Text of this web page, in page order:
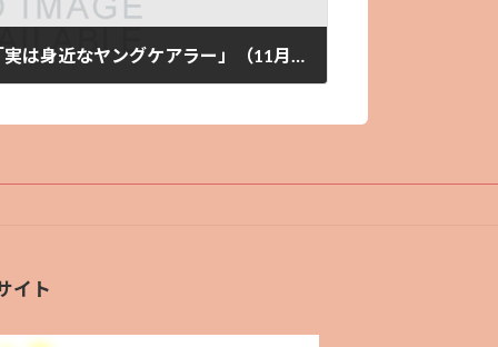
【こころの健康講演会】「実は身近なヤングケアラー」（11月5日開催）
イト